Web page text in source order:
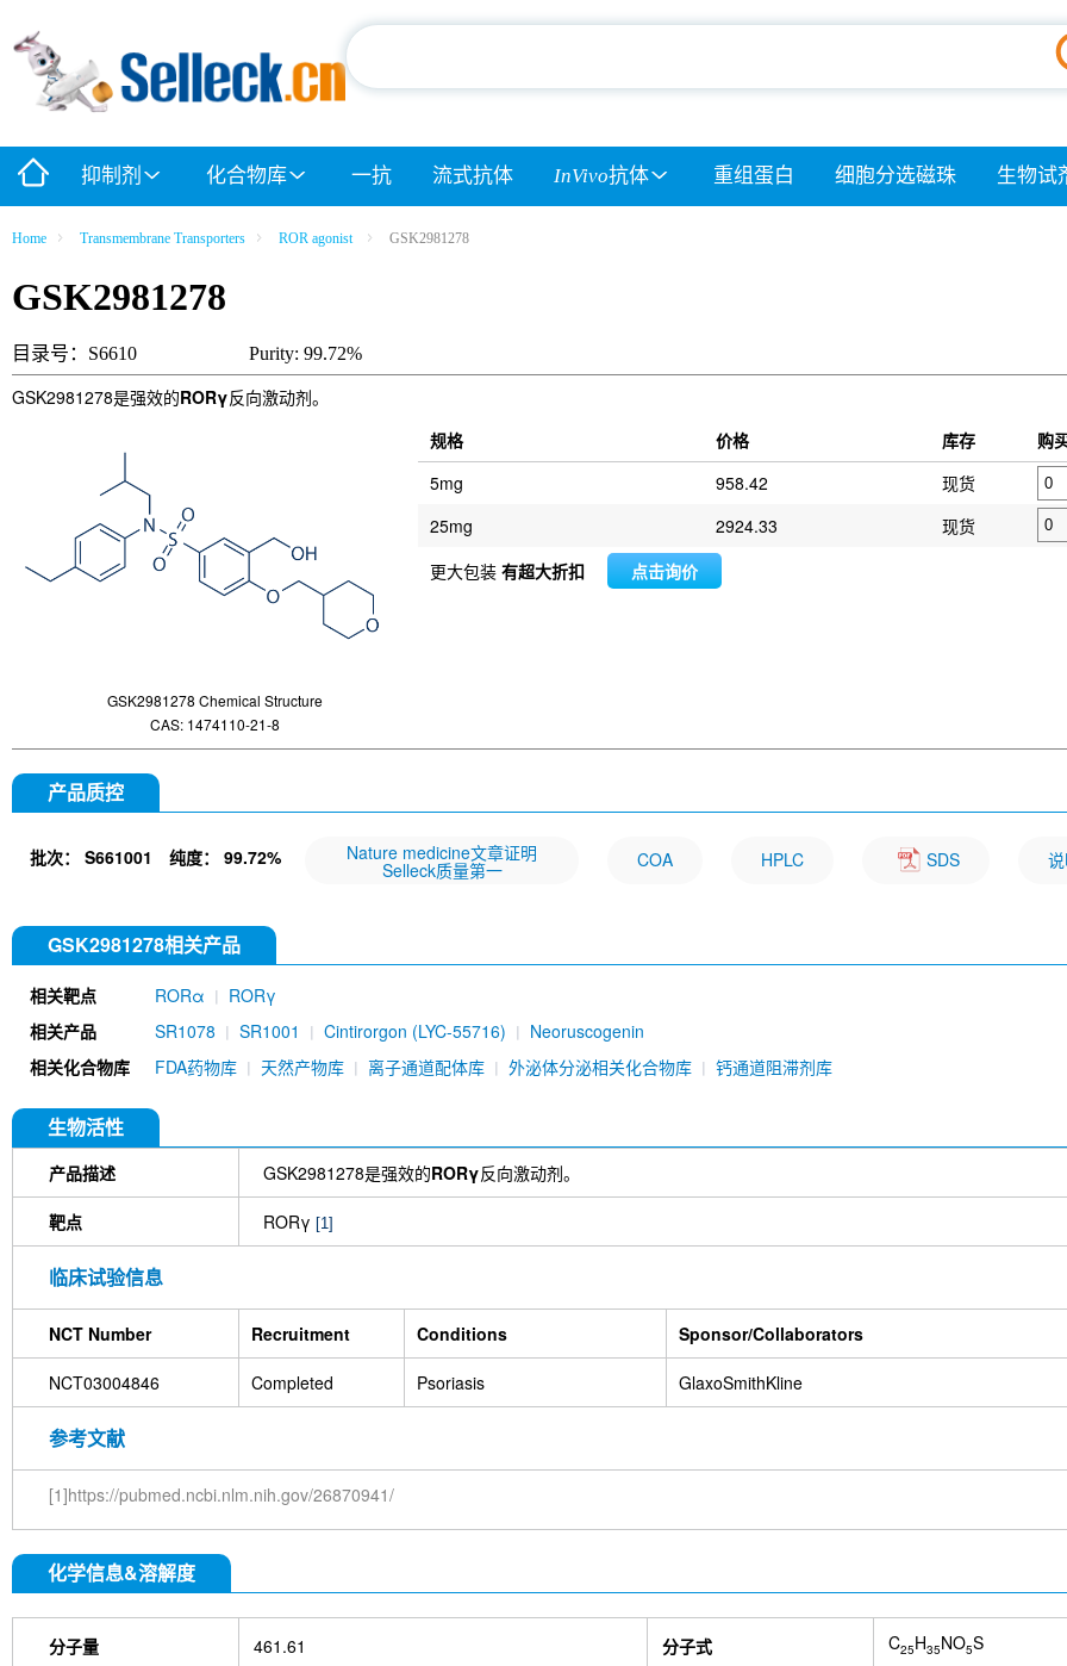
抑制剂 化合物库 一抗 流式抗体 InVivo抗体 重组蛋白 细胞分选磁珠 生物试
Home Transmembrane Transporters ROR agonist GSK2981278
GSK2981278
目录号：S6610 Purity: 99.72%
GSK2981278是强效的RORγ反向激动剂。
GSK2981278 Chemical Structure
CAS: 1474110-21-8
规格 价格 库存
购
5mg
958.42
现货
25mg
2924.33
现货
更大包装 有超大折扣 点击询价
产品质控
批次： S661001 纯度： 99.72% Nature medicine文章证明
Selleck质量第一 COA HPLC SDS
GSK2981278相关产品
相关靶点 RORα
RORγ
相关产品
SR1078 SR1001 Cintirorgon (LYC-55716)
Neoruscogenin
相关化合物库
FDA药物库 天然产物库 离子通道配体库 外泌体分泌相关化合物库 钙通道阻滞剂库
生物活性
产品描述 GSK2981278是强效的RORγ反向激动剂。
靶点 RORγ [1]
临床试验信息
NCT Number Recruitment Conditions Sponsor/Collaborators
NCT03004846 Completed Psoriasis GlaxoSmithKline
参考文献
[1]https://pubmed.ncbi.nlm.nih.gov/26870941/
化学信息&溶解度
分子量 461.61 分子式 C25H35NO5S